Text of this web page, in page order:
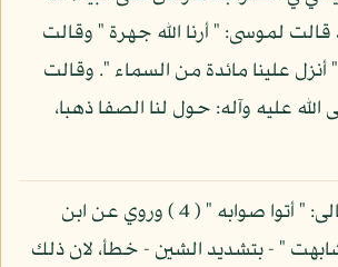
قالت لموسى: " أرنا الله جهرة " وقالت
علينا مائدة من السماء ". وقالت
عليه وآله: حول لنا الصفا ذهبا،
وكذلك قال الله تعالى: " أتوا صوابه " ( 4 ) وروي عن ابن
" - بتشديد الشين - خطأ، لان ذلك